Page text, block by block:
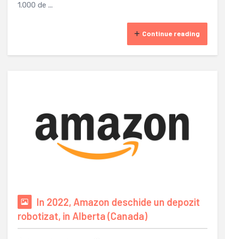
1.000 de ...
Continue reading
In 2022, Amazon deschide un depozit
robotizat, in Alberta (Canada)